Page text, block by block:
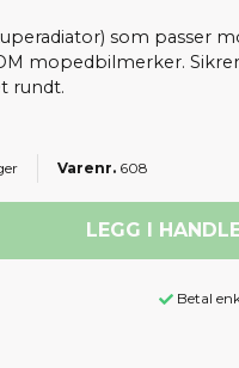
som passer
mopedbilmerker.
rundt.
608
LEGG I
Betal